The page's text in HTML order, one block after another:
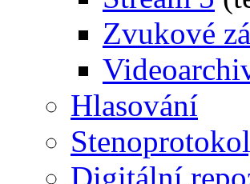
Zvukové
Hlasování
Digitální